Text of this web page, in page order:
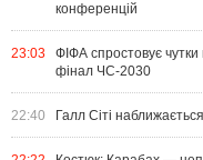
конференцій
23:03
ФІФА спростовує
фінал ЧС-2030
22:40 Галл Сіті